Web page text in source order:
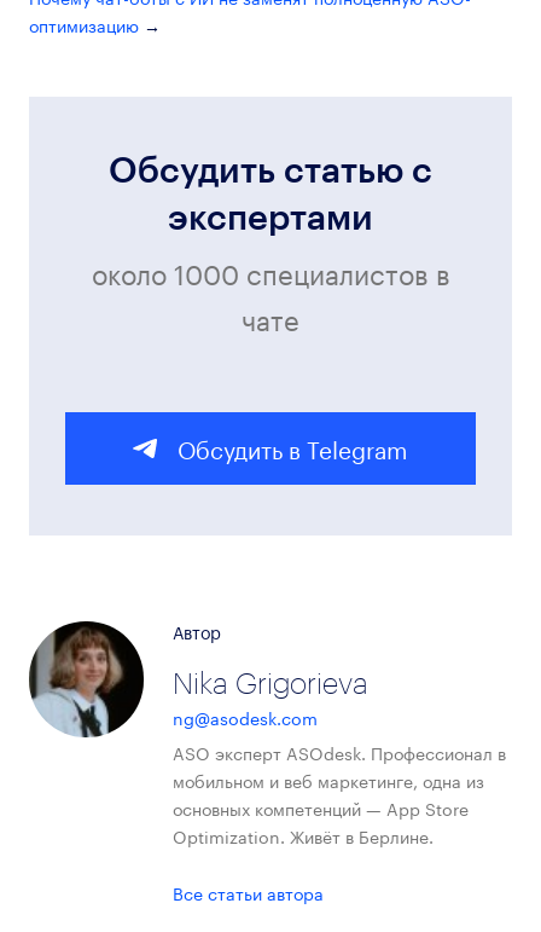
оптимизацию
Обсудить статью с
экспертами
около 1000 специалистов в
чате
Обсудить в Telegram
Автор
Nika Grigorieva
ng@asodesk.com
ASO эксперт ASOdesk. Профессионал в
мобильном и веб маркетинге, одна из
основных компетенций — App Store
Optimization. Живёт в Берлине.
Все статьи автора